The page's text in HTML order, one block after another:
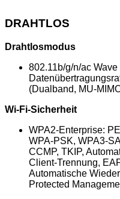
DRAHTLOS
Drahtlosmodus
802.11b/g/n/ac
(Dualband, MU-
Wi-Fi-Sicherheit
WPA2-Enterprise:
WPA-PSK, WPA3-
CCMP, TKIP,
Client-Trennung,
Automatische
Protected